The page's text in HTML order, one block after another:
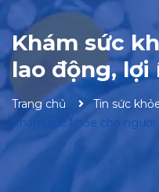
Khám sức
lao động, lợi
Trang chủ
Tin sức
Khám sức khỏe cho người